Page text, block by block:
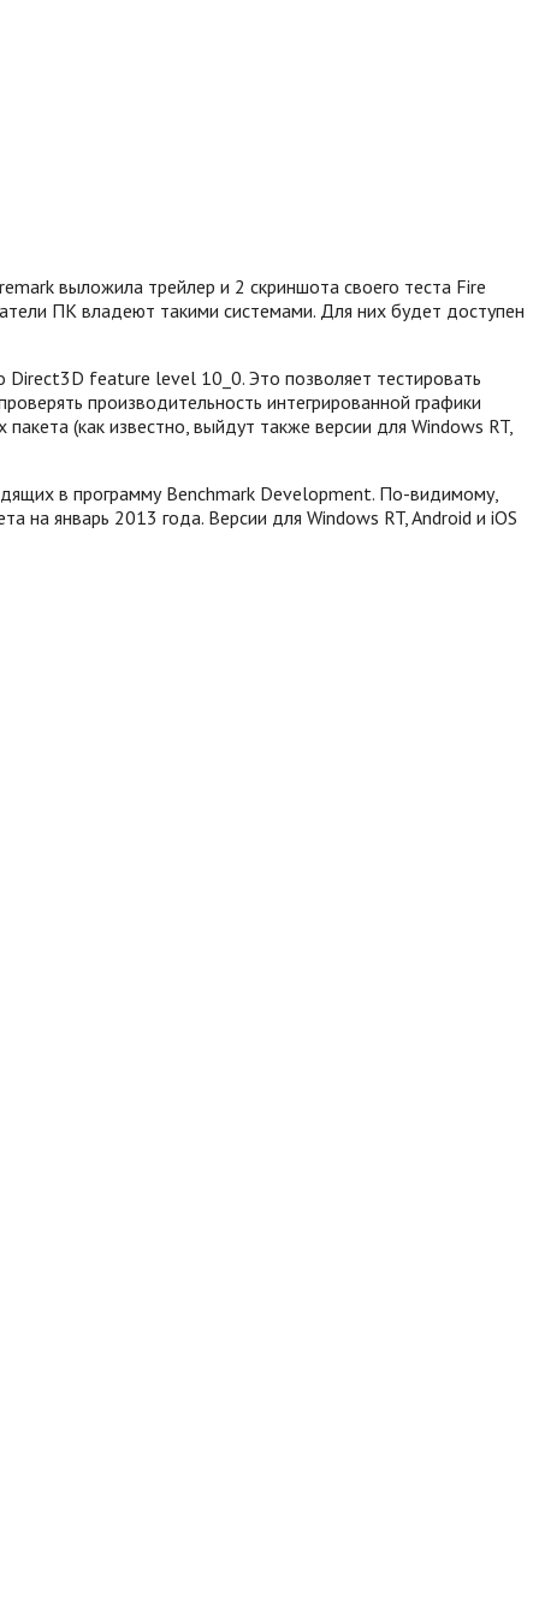
выложила трейлер и 2 скриншота своего теста Fire
ПК владеют такими системами. Для них будет доступен
Direct3D feature level 10_0. Это позволяет тестировать
производительность интегрированной графики
(как известно, выйдут также версии для Windows RT,
в программу Benchmark Development. По-видимому,
на январь 2013 года. Версии для Windows RT, Android и iOS